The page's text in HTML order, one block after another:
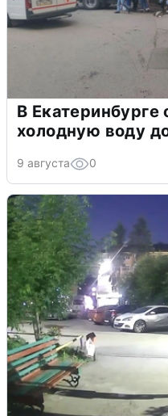
В
холодную воду
9 августа 0